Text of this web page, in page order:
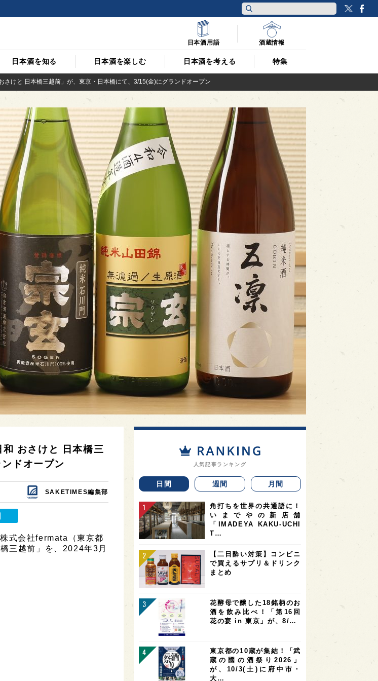
日本酒を知る 日本酒を楽しむ 日本酒を考える 特集
日本酒用語 酒蔵情報
さけと 日本橋三越前」が、東京・日本橋にて、3/15(金)にグランドオープン
おさけと 日本橋三
ドオープン
SAKETIMES編集部
式会社fermata（東京都
三越前」を、2024年3月
人気記事ランキング
日間 週間 月間
角打ちを世界の共通語に！
いまでやの新店舗
「IMADEYA KAKU-UCHI
T…
【二日酔い対策】コンビニ
で買えるサプリ＆ドリンク
まとめ
花酵母で醸した18銘柄のお
酒を飲み比べ！「第16回
花の宴 in 東京」が、8/…
東京都の10蔵が集結！「武
蔵の國の酒祭り2026」
が、10/3(土)に府中市・
大…